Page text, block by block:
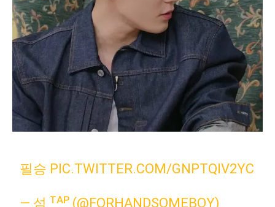
필승 PIC.TWITTER.COM/GNPTQIV2YC
— 섬 ᵀᴬᴾ (@FORHANDSOMEBOY)